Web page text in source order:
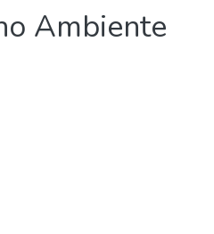
Ambiente